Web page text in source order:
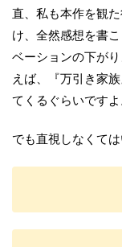
直、私も本作を観
け、全然感想を書
ベーションの下が
えば、『万引き家
てくるぐらいですよ
でも直視しなくて